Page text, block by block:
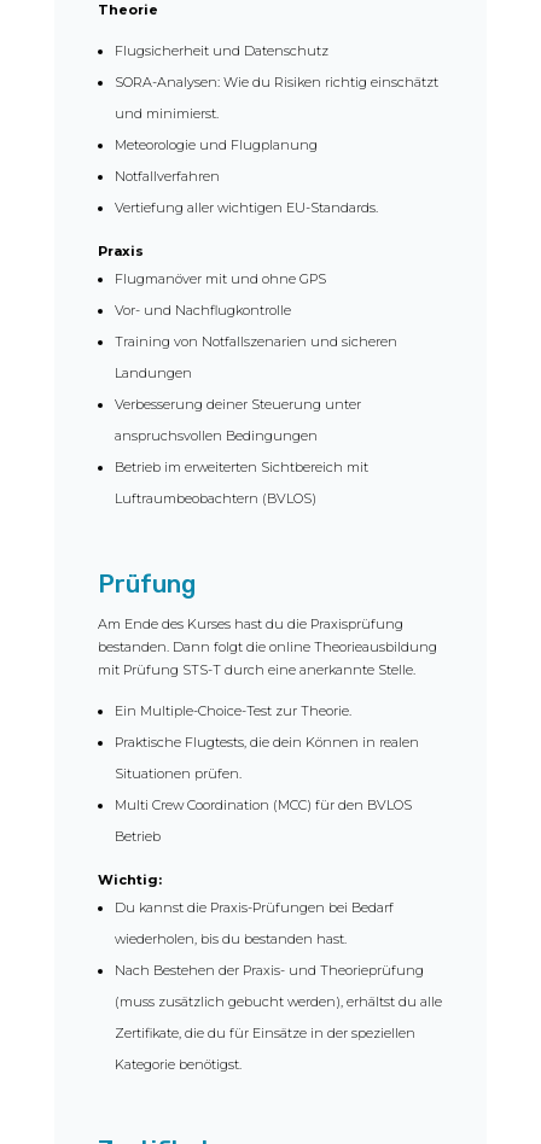
Theorie
Flugsicherheit und Datenschutz
SORA-Analysen: Wie du Risiken richtig einschätzt
und minimierst.
Meteorologie und Flugplanung
Notfallverfahren
Vertiefung aller wichtigen EU-Standards.
Praxis
Flugmanöver mit und ohne GPS
Vor- und Nachflugkontrolle
Training von Notfallszenarien und sicheren
Landungen
Verbesserung deiner Steuerung unter
anspruchsvollen Bedingungen
Betrieb im erweiterten Sichtbereich mit
Luftraumbeobachtern (BVLOS)
Prüfung
Am Ende des Kurses hast du die Praxisprüfung
bestanden. Dann folgt die online Theorieausbildung
mit Prüfung STS-T durch eine anerkannte Stelle.
Ein Multiple-Choice-Test zur Theorie.
Praktische Flugtests, die dein Können in realen
Situationen prüfen.
Multi Crew Coordination (MCC) für den BVLOS
Betrieb
Wichtig:
Du kannst die Praxis-Prüfungen bei Bedarf
wiederholen, bis du bestanden hast.
Nach Bestehen der Praxis- und Theorieprüfung
(muss zusätzlich gebucht werden), erhältst du alle
Zertifikate, die du für Einsätze in der speziellen
Kategorie benötigst.